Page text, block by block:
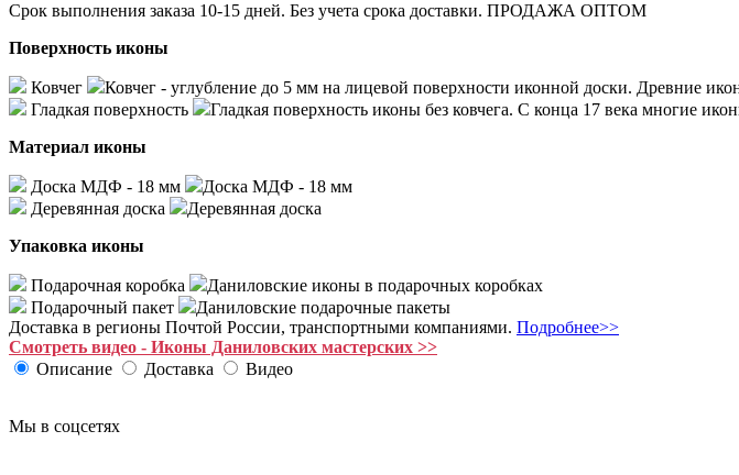
Срок выполнения заказа 10-15 дней. Без учета срока доставки. ПРОДАЖА ОПТОМ
Поверхность иконы
Ковчег
Ковчег - углубление до 5 мм на лицевой поверхности иконной доски. Древние
Гладкая поверхность
Гладкая поверхность иконы без ковчега. С конца 17 века многие
Материал иконы
Доска МДФ - 18 мм
Доска МДФ - 18 мм
Деревянная доска
Деревянная доска
Упаковка иконы
Подарочная коробка
Даниловские иконы в подарочных коробках
Подарочный пакет
Даниловские подарочные пакеты
Доставка в регионы Почтой России, транспортными компаниями. Подробнее>>
Смотреть видео - Иконы Даниловских мастерских >>
Описание
Доставка Видео
Мы в соцсетях